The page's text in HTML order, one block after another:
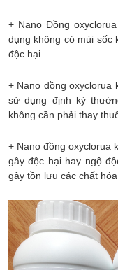
+ Nano Đồng
dụng không có mùi sốc
độc hại.
+ Nano đồng oxyclorua
sử dụng định kỳ
không cần phải thay
+ Nano đồng oxyclorua
gây độc hại hay ngộ
gây tồn lưu các chất